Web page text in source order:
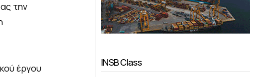
την
έργου
INSB Class